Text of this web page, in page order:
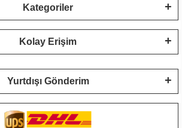
Kategoriler
Kolay Erişim
Yurtdışı Gönderim